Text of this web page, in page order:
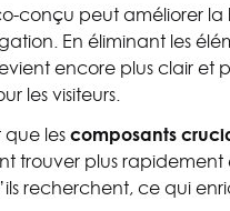
conçu peut améliorer la
En éliminant les
encore plus clair et
les visiteurs.
lescomposants
trouver plus rapidement
recherchent, ce qui